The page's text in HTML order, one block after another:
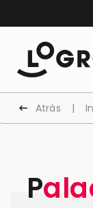
Atrás